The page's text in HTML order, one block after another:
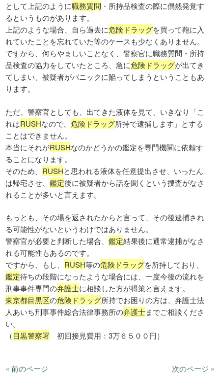
として上記のように職務質問 ・所持品検査の際に偶然発覚す
るというものがあります。
上記のような場合、自ら過去に危険ドラッグを買って鞄に入
れていたことを忘れていた等のケースも少なくありません。
ですから、何らやましいことなく、警察官に職務質問・所持
品検査の協力をしていたところ、急に危険ドラッグが出てき
てしまい、被疑者がパニックに陥ってしまうということもあ
ります。
ただ、警察官としても、出てきた液体を見て、いきなり「こ
れはRUSHなので、危険ドラッグ所持で逮捕します」とする
ことはできません。
本当にそれがRUSHなのかどうかの鑑定を専門機関に依頼す
ることになります。
そのため、 RUSHと思われる液体を任意提出させ、いったん
は帰宅させ、鑑定後に被疑者から話を聞くという捜査がなさ
れることが多いと言えます。
もっとも、その場を返されたからと言って、その後逮捕され
る可能性がないというわけではありません。
警察官が必要と判断した場合、鑑定結果後に通常逮捕がなさ
れる可能性もあるのです。
ですから、もし、 RUSH等の危険ドラッグを所持しており、
鑑定待ちの段階になったような場合には、一度今後の流れを
刑事事件専門の弁護士に相談した方が得策と言えます。
東京都目黒区の危険ドラッグ所持でお困りの方は、弁護士法
人あいち刑事事件総合法律事務所の弁護士までご相談くださ
い。
（目黒警察署 初回接見費用：3万６５００円）
« 前のページ 次のページ »